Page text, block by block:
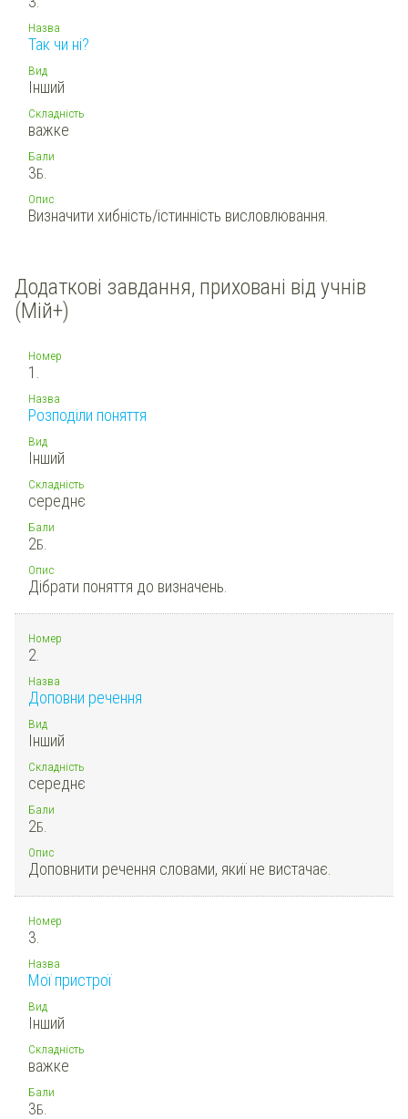
Назва
Так чи ні?
Вид
Інший
Складність
важке
Бали
3Б.
Опис
Визначити хибність/істинність висловлювання.
Додаткові завдання, приховані від учнів
(Мій+)
Номер
1.
Назва
Розподіли поняття
Вид
Інший
Складність
середнє
Бали
2Б.
Опис
Дібрати поняття до визначень.
Номер
2.
Назва
Доповни речення
Вид
Інший
Складність
середнє
Бали
2Б.
Опис
Доповнити речення словами, якиї не вистачає.
Номер
3.
Назва
Мої пристрої
Вид
Інший
Складність
важке
Бали
3Б.